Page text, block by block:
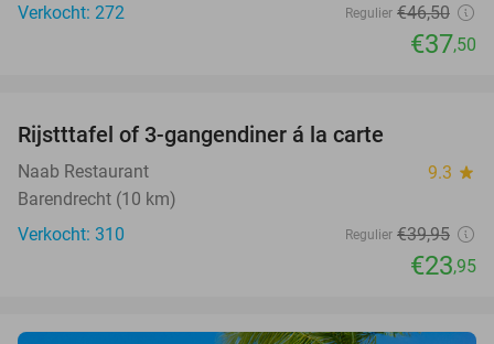
Verkocht: 272
Regulier €46,50
€37,50
Rijstttafel of 3-gangendiner á la carte
Naab Restaurant 9.3 star
Barendrecht (10 km)
Verkocht: 310
Regulier €39,95
€23,95